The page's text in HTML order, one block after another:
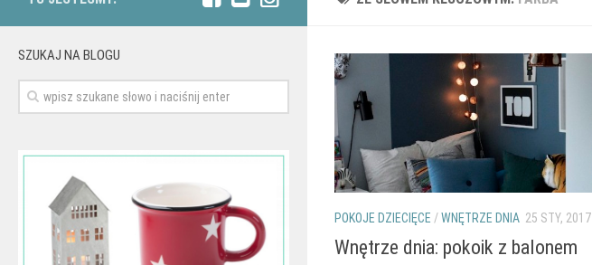
POKOJE DZIECIĘCE /WNĘTRZE DNIA 25 STY, 2017
Wnętrze dnia: pokoik z balonem
SZUKAJ NA BLOGU